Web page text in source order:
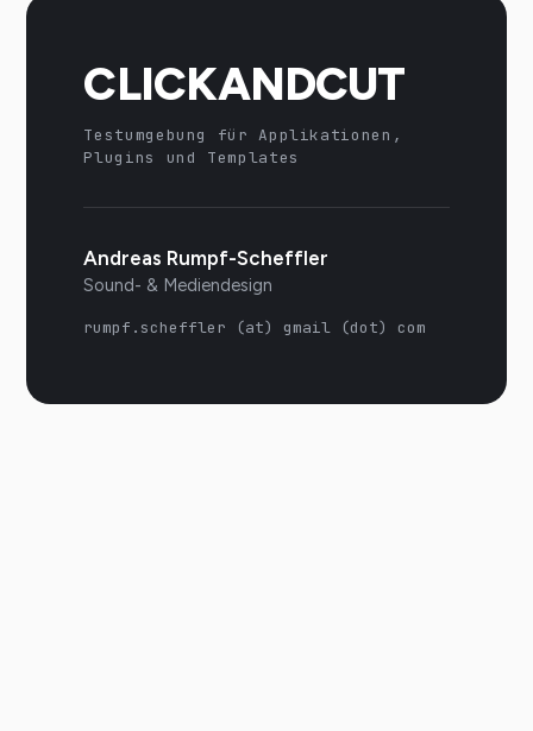
CLICKANDCUT
Testumgebung für Applikationen,
Plugins und Templates
Andreas Rumpf-Scheffler
Sound- & Mediendesign
rumpf.scheffler (at) gmail (dot) com